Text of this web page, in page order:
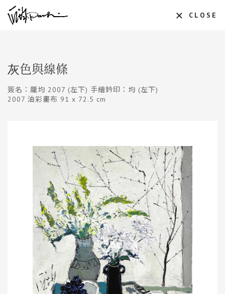
CLOSE
灰色與線條
簽名：龎均 2007 (左下) 手繪鈐印：均 (左下)
2007 油彩畫布 91 x 72.5 cm